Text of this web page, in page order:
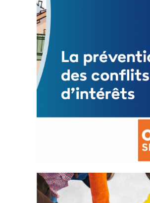
Mise à jour avril 2024
FEUILLETER
La prévention des conflits
d’intérêts
18 septembre 2023